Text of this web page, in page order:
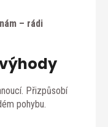
– rádi
Přizpůsobí
pohybu.